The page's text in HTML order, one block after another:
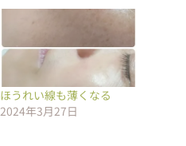
ほうれい線も薄くなる
2024年3月27日